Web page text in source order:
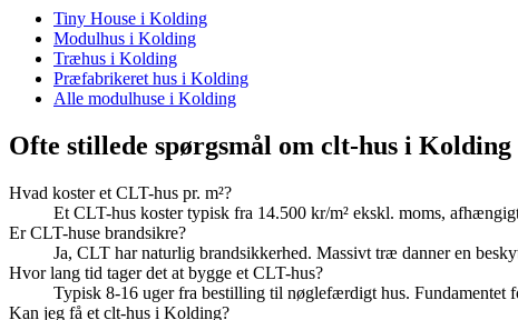
Tiny House i Kolding
Modulhus i Kolding
Træhus i Kolding
Præfabrikeret hus i Kolding
Alle modulhuse i Kolding
Ofte stillede spørgsmål om clt-hus i Kolding
Hvad koster et CLT-hus pr. m²?
Et CLT-hus koster typisk fra 14.500 kr/m² ekskl. moms,
Er CLT-huse brandsikre?
Ja, CLT har naturlig brandsikkerhed. Massivt træ danner en
Hvor lang tid tager det at bygge et CLT-hus?
Typisk 8-16 uger fra bestilling til nøglefærdigt hus. Fundamentet
Kan jeg få et clt-hus i Kolding?